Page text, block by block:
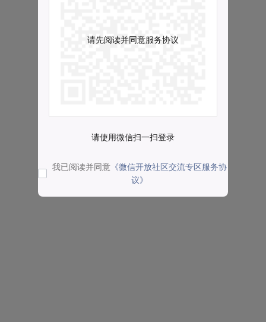
请先阅读并同意服务协议
请使用微信扫一扫登录
我已阅读并同意 《微信开放社区交流专区服务协
议》